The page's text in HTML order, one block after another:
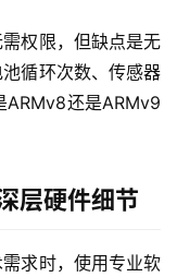
权限，但缺点是无
循环次数、传感器
ARMv8还是ARMv9
层硬件细节
求时，使用专业软